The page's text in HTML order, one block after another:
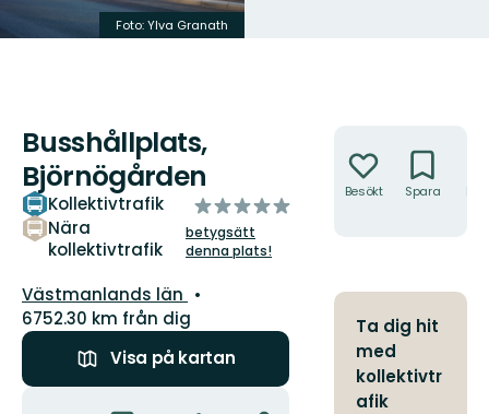
Foto: Ylva Granath
Busshållplats,
Björnögården
Kollektivtrafik
Nära
kollektivtrafik
av
5
stjärnor
betygsätt
denna plats!
Län:
Västmanlands län
6752.30 km från dig
Visa på kartan
Besökt Spara
Ta dig hit
med
kollektivtr
afik